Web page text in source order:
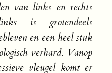
van links en rechts
is grotendeels
en een heel stuk
verhard. Vanop
vleugel komt er